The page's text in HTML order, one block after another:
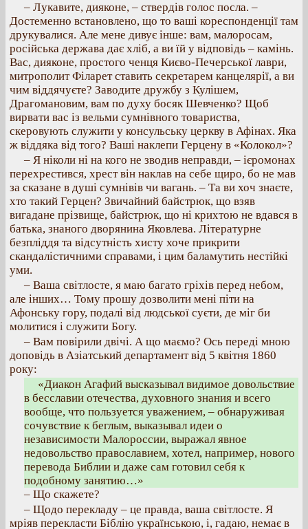
– Лукавите, дияконе, – ствердів голос посла. –
Достеменно встановлено, що то ваші кореспонденції там
друкувалися. Але мене дивує інше: вам, малоросам,
російська держава дає хліб, а ви їй у відповідь – камінь.
Вас, дияконе, простого ченця Києво-Печерської лаври,
митрополит Філарет ставить секретарем канцелярії, а ви
чим віддячуєте? Заводите дружбу з Кулішем,
Драгомановим, вам по духу босяк Шевченко? Щоб
вирвати вас із вельми сумнівного товариства,
скеровують служити у консульську церкву в Афінах. Яка
ж віддяка від того? Ваші наклепи Герцену в «Колокол»?
– Я ніколи ні на кого не зводив неправди, – ієромонах
перехрестився, хрест він наклав на себе щиро, бо не мав
за сказане в душі сумнівів чи вагань. – Та ви хоч знаєте,
хто такий Герцен? Звичайний байстрюк, що взяв
вигадане прізвище, байстрюк, що ні крихтою не вдався в
батька, знаного дворянина Яковлева. Літературне
безпліддя та відсутність хисту хоче прикрити
скандалістичними справами, і цим баламутить нестійкі
уми.
– Ваша світлосте, я маю багато гріхів перед небом,
але інших… Тому прошу дозволити мені піти на
Афонську гору, подалі від людської суєти, де міг би
молитися і служити Богу.
– Вам повірили двічі. А що маємо? Ось переді мною
доповідь в Азіатський департамент від 5 квітня 1860
року:
«Диакон Агафий высказывал видимое довольствие
в бесславии отечества, духовного знания и всего
вообще, что пользуется уважением, – обнаруживая
сочувствие к беглым, выказывал идеи о
независимости Малороссии, выражал явное
недовольство православием, хотел, например, нового
перевода Библии и даже сам готовил себя к
подобному занятию…»
– Що скажете?
– Щодо перекладу – це правда, ваша світлосте. Я
мріяв перекласти Біблію українською, і, гадаю, немає в